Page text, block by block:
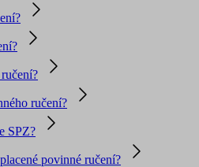
ručení?
SPZ?
povinné ručení?